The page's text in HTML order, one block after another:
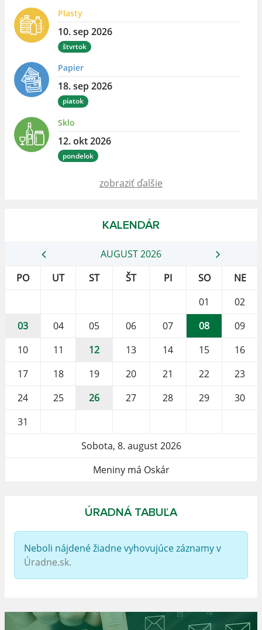
Plasty
10. sep 2026
štvrtok
Papier
18. sep 2026
piatok
Sklo
12. okt 2026
pondelok
zobraziť ďalšie
KALENDÁR
AUGUST 2026
PO
UT ST ŠT PI SO
NE
01
02
03
04 05 06 07 08
09
10
11 12 13 14 15
16
17
18 19 20 21 22
23
24
25 26 27 28 29
30
31
Sobota, 8. august 2026
Meniny má Oskár
ÚRADNÁ TABUĽA
Neboli nájdené žiadne vyhovujúce záznamy v
Úradne.sk.